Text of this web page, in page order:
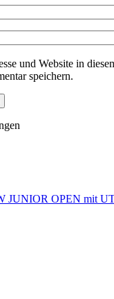
und Website in
speichern.
JUNIOR OPEN mit